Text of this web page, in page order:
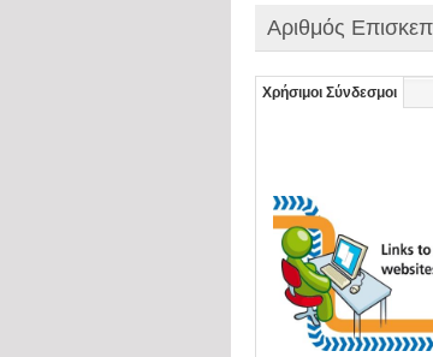
Αριθμός
Χρήσιμοι Σύνδεσμοι